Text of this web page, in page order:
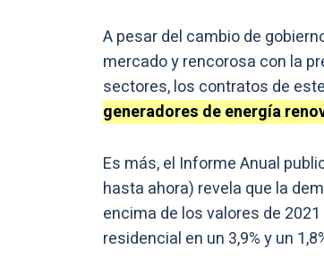
A pesar del cambio de
mercado y rencorosa con la
sectores, los contratos de
generadores de energía
Es más, el Informe Anual
hasta ahora) revela que la
encima de los valores de
residencial en un 3,9% y un